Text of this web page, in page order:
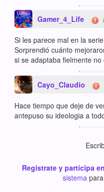
Gamer_4_Life
Si les parece mal en la
Sorprendió cuánto
si se adaptaba fielmente
Cayo_Claudio
Hace tiempo que deje de
antepuso su ideologia a
Regístrate y participa
sistemapara